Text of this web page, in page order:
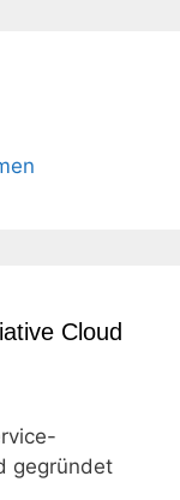
Cloud
gegründet